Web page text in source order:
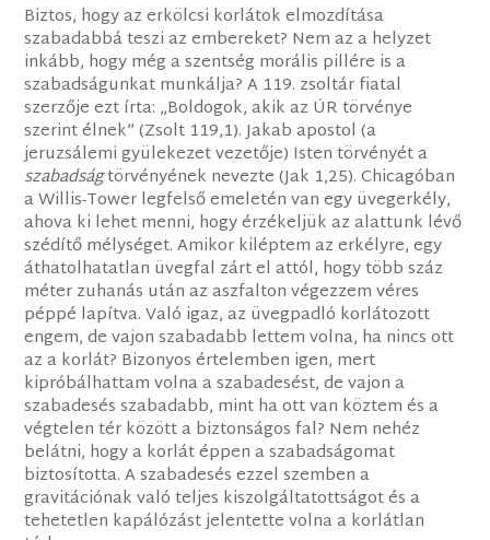
Biztos, hogy az erkölcsi korlátok elmozdítása
szabadabbá teszi az embereket? Nem az a helyzet
inkább, hogy még a szentség morális pillére is a
szabadságunkat munkálja? A 119. zsoltár fiatal
szerzője ezt írta: „Boldogok, akik az ÚR törvénye
szerint élnek” (Zsolt 119,1). Jakab apostol (a
jeruzsálemi gyülekezet vezetője) Isten törvényét a
szabadságtörvényének nevezte (Jak 1,25). Chicagóban
a Willis-Tower legfelső emeletén van egy üvegerkély,
ahova ki lehet menni, hogy érzékeljük az alattunk lévő
szédítő mélységet. Amikor kiléptem az erkélyre, egy
áthatolhatatlan üvegfal zárt el attól, hogy több száz
méter zuhanás után az aszfalton végezzem véres
péppé lapítva. Való igaz, az üvegpadló korlátozott
engem, de vajon szabadabb lettem volna, ha nincs ott
az a korlát? Bizonyos értelemben igen, mert
kipróbálhattam volna a szabadesést, de vajon a
szabadesés szabadabb, mint ha ott van köztem és a
végtelen tér között a biztonságos fal? Nem nehéz
belátni, hogy a korlát éppen a szabadságomat
biztosította. A szabadesés ezzel szemben a
gravitációnak való teljes kiszolgáltatottságot és a
tehetetlen kapálózást jelentette volna a korlátlan